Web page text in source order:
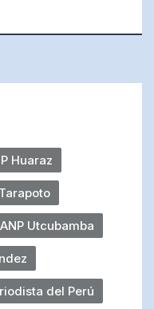
Huaraz
ANP Utcubamba
del Perú